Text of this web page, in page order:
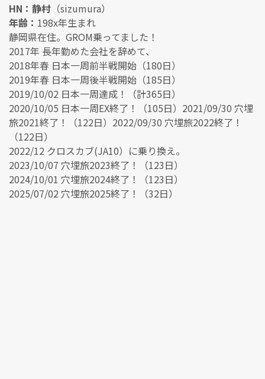
HN：静村 （sizumura）
年齢： 198x年生まれ
静岡県在住。GROM乗ってました！
2017年 長年勤めた会社を辞めて、
2018年春 日本一周前半戦開始（180日）
2019年春 日本一周後半戦開始（185日）
2019/10/02 日本一周達成！（計365日）
2020/10/05 日本一周EX終了！（105日）2021/09/30 穴埋
旅2021終了！（122日）2022/09/30 穴埋旅2022終了！
（122日）
2022/12 クロスカブ(JA10）に乗り換え。
2023/10/07 穴埋旅2023終了！（123日）
2024/10/01 穴埋旅2024終了！（123日）
2025/07/02 穴埋旅2025終了！（32日）